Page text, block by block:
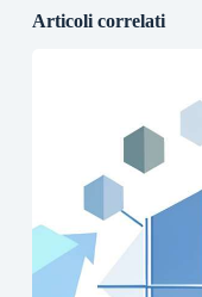
Articoli correlati